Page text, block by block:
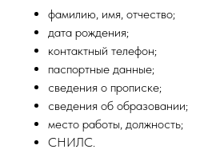
фамилию, имя, отчество;
дата рождения;
контактный телефон;
паспортные данные;
сведения о прописке;
сведения об образовании;
место работы, должность;
СНИЛС.